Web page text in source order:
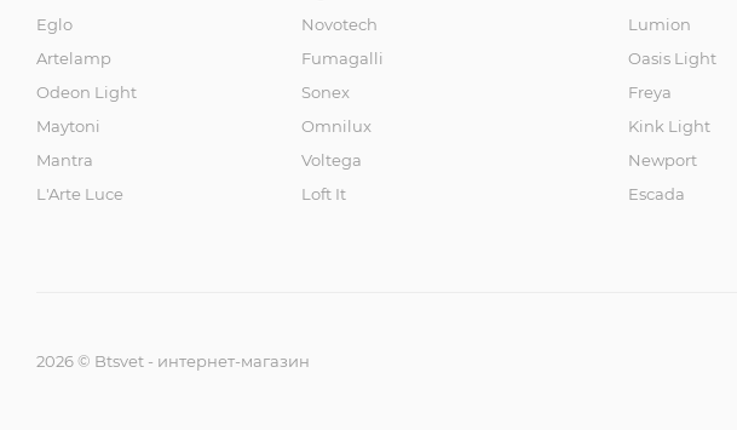
Eglo
Artelamp
Odeon Light
Maytoni
Mantra
L'Arte Luce
Novotech
Fumagalli
Sonex
Omnilux
Voltega
Loft It
Lumion
Oasis Light
Freya
Kink Light
Newport
Escada
2026 © Btsvet - интернет-магазин